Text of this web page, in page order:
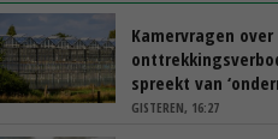
Kamervragen over
spreekt van
GISTEREN, 16:27